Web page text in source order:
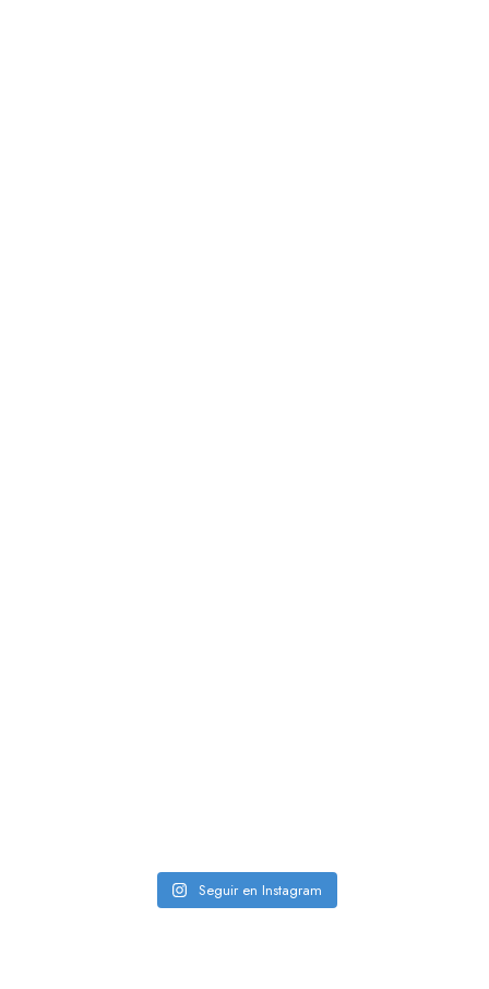
Seguir en Instagram